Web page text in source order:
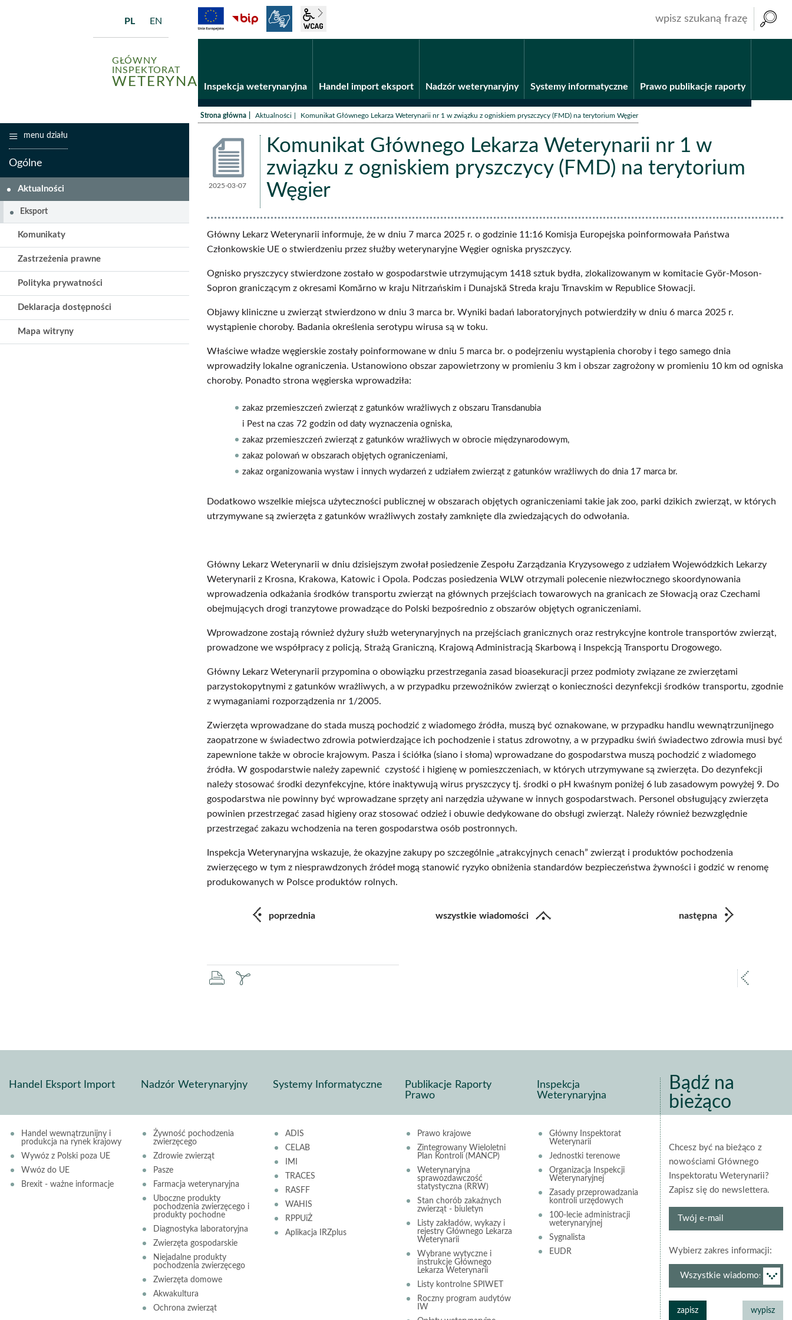
GŁÓWNY
INSPEKTORAT
WETERYNARII
PL EN Fundusze unijne
BiP
Inspekcja weterynaryjna Handel import eksport Nadzór weterynaryjny Systemy informatyczne Prawo publikacje raporty
Strona główna /Aktualności /Komunikat Głównego Lekarza Weterynarii nr 1 w związku z ogniskiem pryszczycy (FMD) na terytorium Węgier
Komunikat Głównego Lekarza Weterynarii nr 1 w
związku z ogniskiem pryszczycy (FMD) na terytorium
Węgier
Aktualności
2025-03-07
Główny Lekarz Weterynarii informuje, że w dniu 7 marca 2025 r. o godzinie 11:16 Komisja Europejska poinformowała Państwa
Członkowskie UE o stwierdzeniu przez służby weterynaryjne Węgier ogniska pryszczycy.
Ognisko pryszczycy stwierdzone zostało w gospodarstwie utrzymującym 1418 sztuk bydła, zlokalizowanym w komitacie Györ-Moson-
Sopron graniczącym z okresami Komărno w kraju Nitrzańskim i Dunajskă Streda kraju Trnavskim w Republice Słowacji.
Objawy kliniczne u zwierząt stwierdzono w dniu 3 marca br. Wyniki badań laboratoryjnych potwierdziły w dniu 6 marca 2025 r.
wystąpienie choroby. Badania określenia serotypu wirusa są w toku.
Właściwe władze węgierskie zostały poinformowane w dniu 5 marca br. o podejrzeniu wystąpienia choroby i tego samego dnia
wprowadziły lokalne ograniczenia. Ustanowiono obszar zapowietrzony w promieniu 3 km i obszar zagrożony w promieniu 10 km od ogniska
choroby. Ponadto strona węgierska wprowadziła:
zakaz przemieszczeń zwierząt z gatunków wrażliwych z obszaru Transdanubia
i Pest na czas 72 godzin od daty wyznaczenia ogniska,
zakaz przemieszczeń zwierząt z gatunków wrażliwych w obrocie międzynarodowym,
zakaz polowań w obszarach objętych ograniczeniami,
zakaz organizowania wystaw i innych wydarzeń z udziałem zwierząt z gatunków wrażliwych do dnia 17 marca br.
Dodatkowo wszelkie miejsca użyteczności publicznej w obszarach objętych ograniczeniami takie jak zoo, parki dzikich zwierząt, w których
utrzymywane są zwierzęta z gatunków wrażliwych zostały zamknięte dla zwiedzających do odwołania.
Główny Lekarz Weterynarii w dniu dzisiejszym zwołał posiedzenie Zespołu Zarządzania Kryzysowego z udziałem Wojewódzkich Lekarzy
Weterynarii z Krosna, Krakowa, Katowic i Opola. Podczas posiedzenia WLW otrzymali polecenie niezwłocznego skoordynowania
wprowadzenia odkażania środków transportu zwierząt na głównych przejściach towarowych na granicach ze Słowacją oraz Czechami
obejmujących drogi tranzytowe prowadzące do Polski bezpośrednio z obszarów objętych ograniczeniami.
Wprowadzone zostają również dyżury służb weterynaryjnych na przejściach granicznych oraz restrykcyjne kontrole transportów zwierząt,
prowadzone we współpracy z policją, Strażą Graniczną, Krajową Administracją Skarbową i Inspekcją Transportu Drogowego.
Główny Lekarz Weterynarii przypomina o obowiązku przestrzegania zasad bioasekuracji przez podmioty związane ze zwierzętami
parzystokopytnymi z gatunków wrażliwych, a w przypadku przewoźników zwierząt o konieczności dezynfekcji środków transportu, zgodnie
z wymaganiami rozporządzenia nr 1/2005.
Zwierzęta wprowadzane do stada muszą pochodzić z wiadomego źródła, muszą być oznakowane, w przypadku handlu wewnątrzunijnego
zaopatrzone w świadectwo zdrowia potwierdzające ich pochodzenie i status zdrowotny, a w przypadku świń świadectwo zdrowia musi być
zapewnione także w obrocie krajowym. Pasza i ściółka (siano i słoma) wprowadzane do gospodarstwa muszą pochodzić z wiadomego
źródła. W gospodarstwie należy zapewnić czystość i higienę w pomieszczeniach, w których utrzymywane są zwierzęta. Do dezynfekcji
należy stosować środki dezynfekcyjne, które inaktywują wirus pryszczycy tj. środki o pH kwaśnym poniżej 6 lub zasadowym powyżej 9. Do
gospodarstwa nie powinny być wprowadzane sprzęty ani narzędzia używane w innych gospodarstwach. Personel obsługujący zwierzęta
powinien przestrzegać zasad higieny oraz stosować odzież i obuwie dedykowane do obsługi zwierząt. Należy również bezwzględnie
przestrzegać zakazu wchodzenia na teren gospodarstwa osób postronnych.
Inspekcja Weterynaryjna wskazuje, że okazyjne zakupy po szczególnie „atrakcyjnych cenach” zwierząt i produktów pochodzenia
zwierzęcego w tym z niesprawdzonych źródeł mogą stanowić ryzyko obniżenia standardów bezpieczeństwa żywności i godzić w renomę
produkowanych w Polsce produktów rolnych.
poprzednia wszystkie wiadomości następna
drukujzapisz
menu działu
Ogólne
Aktualności
Eksport
Komunikaty
Zastrzeżenia prawne
Polityka prywatności
Deklaracja dostępności
Mapa witryny
Handel Eksport Import
Handel wewnątrzunijny i
produkcja na rynek krajowy
Wywóz z Polski poza UE
Wwóz do UE
Brexit - ważne informacje
Nadzór Weterynaryjny
Żywność pochodzenia
zwierzęcego
Zdrowie zwierząt
Pasze
Farmacja weterynaryjna
Uboczne produkty
pochodzenia zwierzęcego i
produkty pochodne
Diagnostyka laboratoryjna
Zwierzęta gospodarskie
Niejadalne produkty
pochodzenia zwierzęcego
Zwierzęta domowe
Akwakultura
Ochrona zwierząt
Systemy Informatyczne
ADIS
CELAB
IMI
TRACES
RASFF
WAHIS
RPPUiŻ
Aplikacja IRZplus
Publikacje Raporty
Prawo
Prawo krajowe
Zintegrowany Wieloletni
Plan Kontroli (MANCP)
Weterynaryjna
sprawozdawczość
statystyczna (RRW)
Stan chorób zakaźnych
zwierząt - biuletyn
Listy zakładów, wykazy i
rejestry Głównego Lekarza
Weterynarii
Wybrane wytyczne i
instrukcje Głównego
Lekarza Weterynarii
Listy kontrolne SPIWET
Roczny program audytów
IW
Inspekcja
Weterynaryjna
Główny Inspektorat
Weterynarii
Jednostki terenowe
Organizacja Inspekcji
Weterynaryjnej
Zasady przeprowadzania
kontroli urzędowych
100-lecie administracji
weterynaryjnej
Sygnalista
EUDR
Bądź na
bieżąco
Chcesz być na bieżąco z
nowościami Głównego
Inspektoratu Weterynarii?
Zapisz się do newslettera.
Twój
Wybierz zakres informacji: